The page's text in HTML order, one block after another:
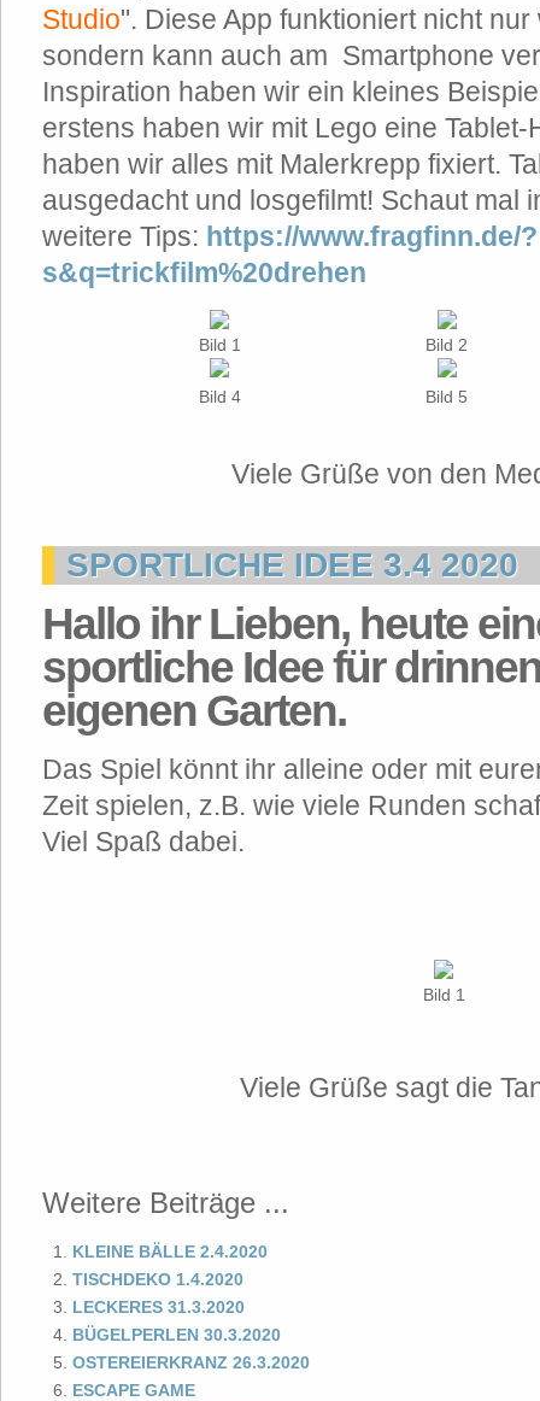
Studio". Diese App funktioniert nicht
sondern kann auch am Smartphone
Inspiration haben wir ein kleines
erstens haben wir mit Lego eine
haben wir alles mit Malerkrepp fixiert.
ausgedacht und losgefilmt! Schaut mal
weitere Tips: https://www.fragfinn.de/?
s&q=trickfilm%20drehen
Bild 1 Bild 2
Bild 4 Bild 5
Viele Grüße von den
SPORTLICHE IDEE 3.4 2020
Hallo ihr Lieben, heute
sportliche Idee für
eigenen Garten.
Das Spiel könnt ihr alleine oder mit
Zeit spielen, z.B. wie viele Runden
Viel Spaß dabei.
Bild 1
Viele Grüße sagt die
Weitere Beiträge ...
KLEINE BÄLLE 2.4.2020
TISCHDEKO 1.4.2020
LECKERES 31.3.2020
BÜGELPERLEN 30.3.2020
OSTEREIERKRANZ 26.3.2020
ESCAPE GAME